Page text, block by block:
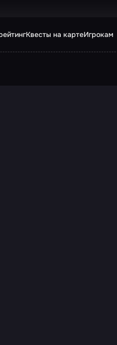
Квесты на картеИгрокам